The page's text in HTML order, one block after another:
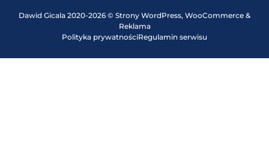
Dawid Gicala 2020-2026 © Strony WordPress, WooCommerce &
Reklama
Polityka prywatnościRegulamin serwisu